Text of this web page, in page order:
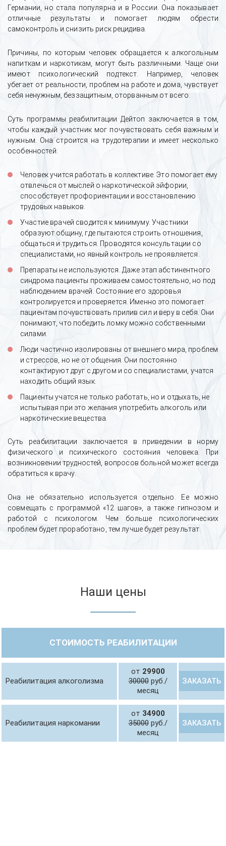
Германии, но стала популярна и в России. Она показывает
отличные результаты и помогает людям обрести
самоконтроль и снизить риск рецидива.
Причины, по которым человек обращается к алкогольным
напиткам и наркотикам, могут быть различными. Чаще они
имеют психологический подтекст. Например, человек
убегает от реальности, проблем на работе и дома, чувствует
себя ненужным, беззащитным, оторванным от всего.
Суть программы реабилитации Дейтоп заключается в том,
чтобы каждый участник мог почувствовать себя важным и
нужным. Она строится на трудотерапии и имеет несколько
особенностей:
Человек учится работать в коллективе. Это помогает ему
отвлечься от мыслей о наркотической эйфории,
способствует профориентации и восстановлению
трудовых навыков.
Участие врачей сводится к минимуму. Участники
образуют общину, где пытаются строить отношения,
общаться и трудиться. Проводятся консультации со
специалистами, но явный контроль не проявляется.
Препараты не используются. Даже этап абстинентного
синдрома пациенты проживаем самостоятельно, но под
наблюдением врачей. Состояние его здоровья
контролируется и проверяется. Именно это помогает
пациентам почувствовать прилив сил и веру в себя. Они
понимают, что победить ломку можно собственными
силами.
Люди частично изолированы от внешнего мира, проблем
и стрессов, но не от общения. Они постоянно
контактируют друг с другом и со специалистами, учатся
находить общий язык.
Пациенты учатся не только работать, но и отдыхать, не
испытывая при это желания употребить алкоголь или
наркотические вещества.
Суть реабилитации заключается в приведении в норму
физического и психического состояния человека. При
возникновении трудностей, вопросов больной может всегда
обратиться к врачу.
Она не обязательно используется отдельно. Ее можно
совмещать с программой «12 шагов», а также гипнозом и
работой с психологом. Чем больше психологических
проблем будет проработано, тем лучше будет результат.
Наши цены
СТОИМОСТЬ РЕАБИЛИТАЦИИ
Реабилитация алкоголизма
от 29900
30000руб./
месяц
ЗАКАЗАТЬ
Реабилитация наркомании
от 34900
35000руб./
месяц
ЗАКАЗАТЬ